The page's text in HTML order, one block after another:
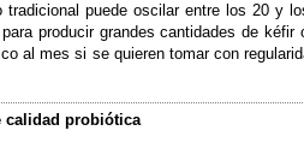
puede oscilar entre los 20 y
producir grandes cantidades de
al mes si se quieren tomar con
calidad probiótica